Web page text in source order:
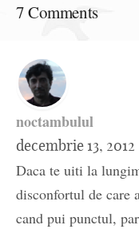
7 Comments
noctambulul
decembrie 13, 2012
Daca te uiti la
disconfortul de care
cand pui punctul,